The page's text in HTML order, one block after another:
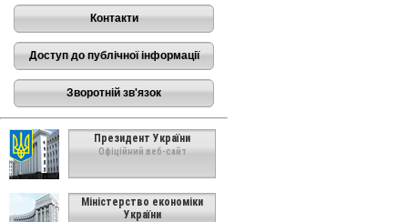
Контакти
Доступ до публічної інформації
Зворотній зв'язок
Президент України
Офіційний веб-сайт
Міністерство економіки
України